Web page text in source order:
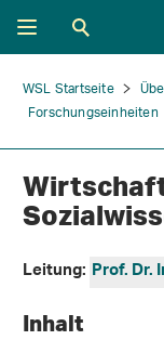
WSL Startseite
Forschungseinheiten
Leitung: Prof. Dr.
Inhalt